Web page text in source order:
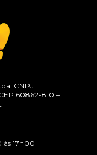
CNPJ:
60862-810 –
às 17h00